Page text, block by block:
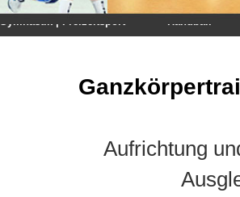
Gymnastik | Freizeitsport Handball
Aufrichtung